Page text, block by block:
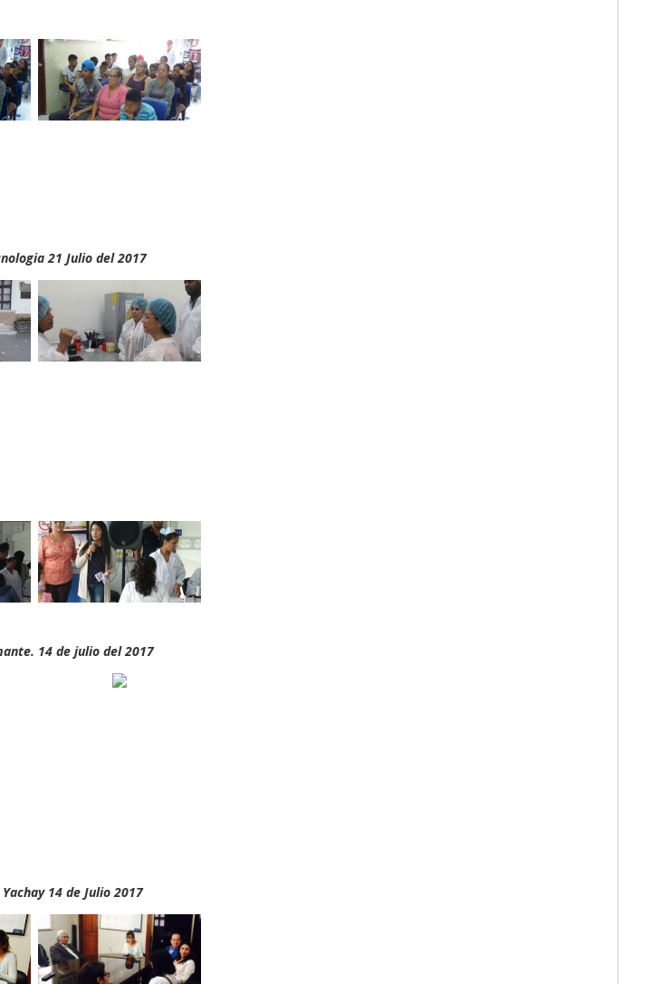
21 Julio del 2017
14 de julio del 2017
14 de Julio 2017